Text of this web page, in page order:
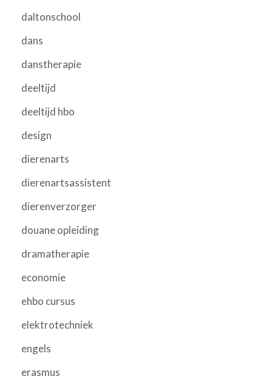
daltonschool
dans
danstherapie
deeltijd
deeltijd hbo
design
dierenarts
dierenartsassistent
dierenverzorger
douane opleiding
dramatherapie
economie
ehbo cursus
elektrotechniek
engels
erasmus